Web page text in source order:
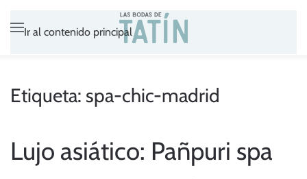
Ir al contenido principal
Etiqueta: spa-chic-madrid
Lujo asiático: Pañpuri spa